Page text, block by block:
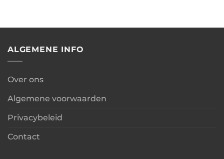
ALGEMENE INFO
Over ons
Algemene voorwaarden
Privacybeleid
Contact